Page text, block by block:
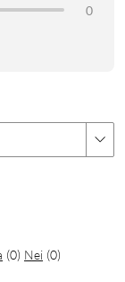
0
(0) Nei (0)